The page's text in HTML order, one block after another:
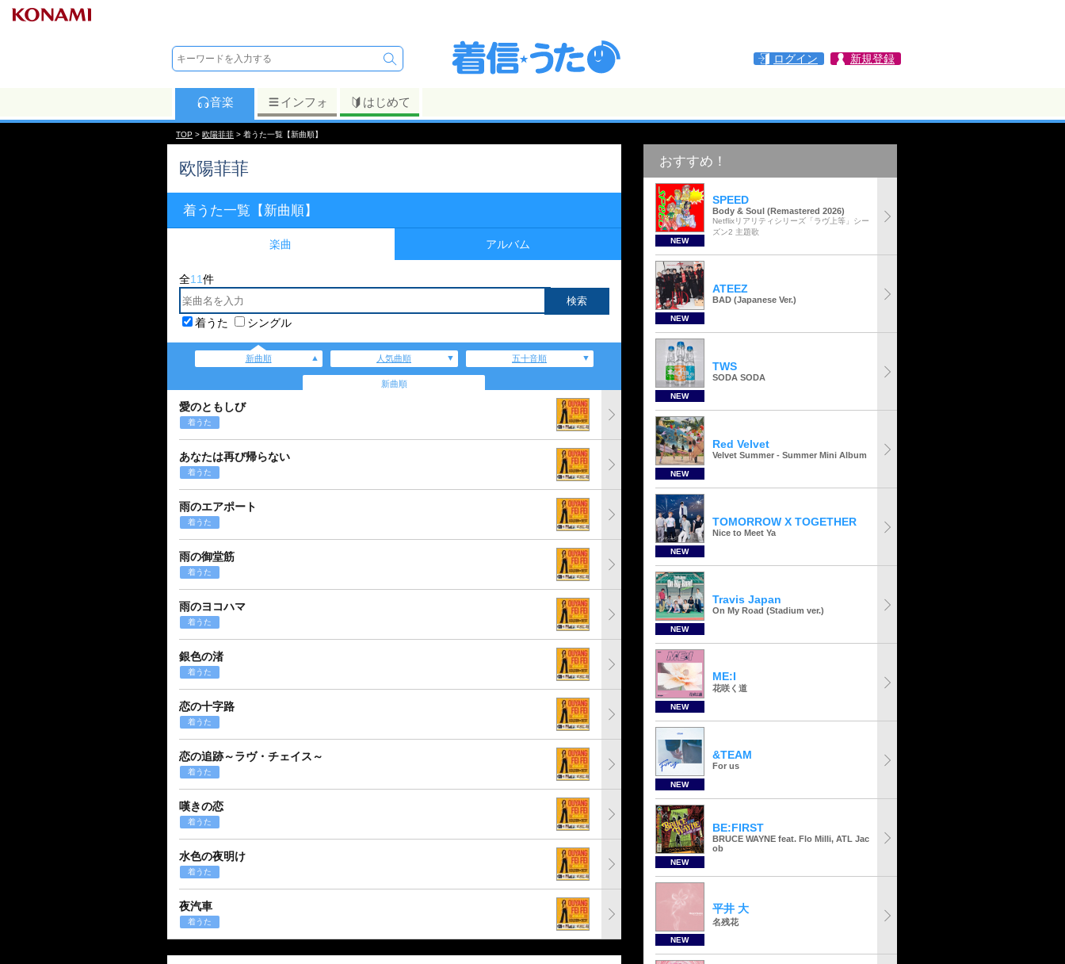
ログイン 新規登録
音楽 インフォ はじめて
TOP > 欧陽菲菲 > 着うた一覧【新曲順】
欧陽菲菲
着うた一覧【新曲順】
楽曲 アルバム
全11件
着うた シングル
新曲順 人気曲順 五十音順
新曲順
愛のともしび
着うた
あなたは再び帰らない
着うた
雨のエアポート
着うた
雨の御堂筋
着うた
雨のヨコハマ
着うた
銀色の渚
着うた
恋の十字路
着うた
恋の追跡～ラヴ・チェイス～
着うた
嘆きの恋
着うた
水色の夜明け
着うた
夜汽車
着うた
おすすめ！
NEW
SPEED
Body & Soul (Remastered 2026)
Netflixリアリティシリーズ「ラヴ上等」シー
ズン2 主題歌
NEW
ATEEZ
BAD (Japanese Ver.)
NEW
TWS
SODA SODA
NEW
Red Velvet
Velvet Summer - Summer Mini Album
NEW
TOMORROW X TOGETHER
Nice to Meet Ya
NEW
Travis Japan
On My Road (Stadium ver.)
NEW
ME:I
花咲く道
NEW
&TEAM
For us
NEW
BE:FIRST
BRUCE WAYNE feat. Flo Milli, ATL Jac
ob
NEW
平井 大
名残花